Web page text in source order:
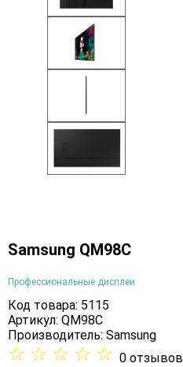
Samsung QM98C
Профессиональные дисплеи
Код товара: 5115
Артикул: QM98C
Производитель: Samsung
☆ ☆ ☆ ☆ ☆ 0 отзывов